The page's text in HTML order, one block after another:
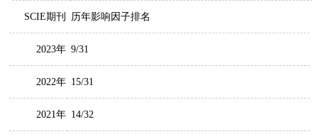
SCIE期刊 历年影响因子排名
2023年 9/31
2022年 15/31
2021年 14/32